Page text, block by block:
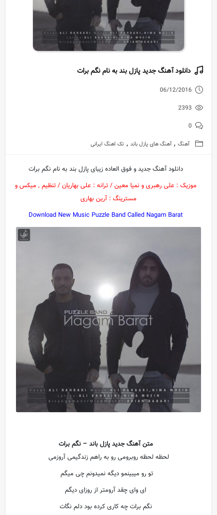
دانلود آهنگ جدید پازل بند به نام نگم برات
06/12/2016
2393
0
آهنگ , آهنگ های پازل باند , تک اهنگ ایرانی
دانلود آهنگ جدید و فوق العاده زیبای پازل بند به نام نگم برات
موزیک : علی رهبری و نمیا معین / ترانه : علی بهاریان / تنظیم , میکس و
مسترینگ : آرین بهاری
Download New Music Puzzle Band Called Nagam Barat
متن آهنگ جدید پازل باند – نگم برات
لحظه لحظه روبرومی رو به راهم زندگیمی آروزمی
تو رو میبینمو دیگه نمیدونم چی میگم
ای وای چقد آرومتر از روزای دیگم
نگم برات چه کاری کرده بود دلم نگات